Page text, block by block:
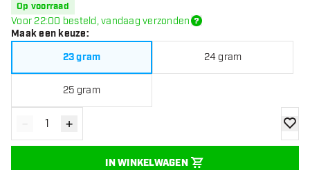
Op voorraad
Voor 22:00 besteld, vandaag verzonden
Maak een keuze:
23 gram
24 gram
25 gram
Verminder hoeveelheid
- Verhoog hoeveelheid
+
IN WINKELWAGEN